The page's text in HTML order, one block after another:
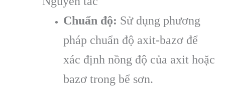
Chuẩn độ: Sử dụng phương
pháp chuẩn độ axit-bazơ để
xác định nồng độ của axit hoặc
bazơ trong bể sơn.